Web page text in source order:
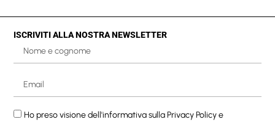
ISCRIVITI ALLA NOSTRA NEWSLETTER
Ho preso visione dell'informativa sullaPrivacy Policye